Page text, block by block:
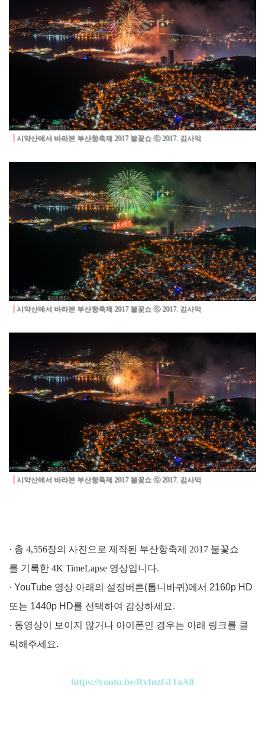
시약산에서 바라본 부산항축제 2017 불꽃쇼 ⓒ 2017. 김사익
시약산에서 바라본 부산항축제 2017 불꽃쇼 ⓒ 2017. 김사익
시약산에서 바라본 부산항축제 2017 불꽃쇼 ⓒ 2017. 김사익
· 총 4,556장의 사진으로 제작된 부산항축제 2017 불꽃쇼
를 기록한 4K TimeLapse 영상입니다.
· YouTube 영상 아래의 설정버튼(톱니바퀴)에서 2160p HD
또는 1440p HD를 선택하여 감상하세요.
· 동영상이 보이지 않거나 아이폰인 경우는 아래 링크를 클
릭해주세요.
https://youtu.be/RvInzGITaA0